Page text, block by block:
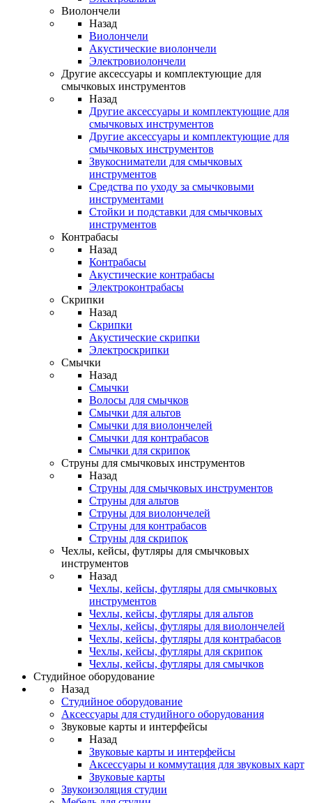
Виолончели
Назад
Виолончели
Акустические виолончели
Электровиолончели
Другие аксессуары и комплектующие для
смычковых инструментов
Назад
Другие аксессуары и комплектующие для
смычковых инструментов
Другие аксессуары и комплектующие для
смычковых инструментов
Звукосниматели для смычковых
инструментов
Средства по уходу за смычковыми
инструментами
Стойки и подставки для смычковых
инструментов
Контрабасы
Назад
Контрабасы
Акустические контрабасы
Электроконтрабасы
Скрипки
Назад
Скрипки
Акустические скрипки
Электроскрипки
Смычки
Назад
Смычки
Волосы для смычков
Смычки для альтов
Смычки для виолончелей
Смычки для контрабасов
Смычки для скрипок
Струны для смычковых инструментов
Назад
Струны для смычковых инструментов
Струны для альтов
Струны для виолончелей
Струны для контрабасов
Струны для скрипок
Чехлы, кейсы, футляры для смычковых
инструментов
Назад
Чехлы, кейсы, футляры для смычковых
инструментов
Чехлы, кейсы, футляры для альтов
Чехлы, кейсы, футляры для виолончелей
Чехлы, кейсы, футляры для контрабасов
Чехлы, кейсы, футляры для скрипок
Чехлы, кейсы, футляры для смычков
Студийное оборудование
Назад
Студийное оборудование
Аксессуары для студийного оборудования
Звуковые карты и интерфейсы
Назад
Звуковые карты и интерфейсы
Аксессуары и коммутация для звуковых карт
Звуковые карты
Звукоизоляция студии